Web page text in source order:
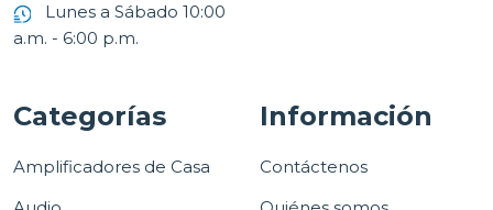
Lunes a Sábado 10:00
a.m. - 6:00 p.m.
Categorías
Amplificadores de Casa
Información
Contáctenos